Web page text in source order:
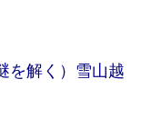
を解く）雪山越